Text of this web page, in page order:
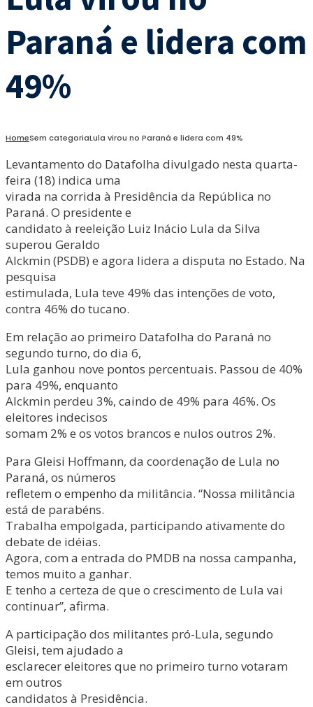
Paraná e lidera com
49%
HomeSem categoriaLula virou no Paraná e lidera com 49%
Levantamento do Datafolha divulgado nesta quarta-
feira (18) indica uma
virada na corrida à Presidência da República no
Paraná. O presidente e
candidato à reeleição Luiz Inácio Lula da Silva
superou Geraldo
Alckmin (PSDB) e agora lidera a disputa no Estado. Na
pesquisa
estimulada, Lula teve 49% das intenções de voto,
contra 46% do tucano.
Em relação ao primeiro Datafolha do Paraná no
segundo turno, do dia 6,
Lula ganhou nove pontos percentuais. Passou de 40%
para 49%, enquanto
Alckmin perdeu 3%, caindo de 49% para 46%. Os
eleitores indecisos
somam 2% e os votos brancos e nulos outros 2%.
Para Gleisi Hoffmann, da coordenação de Lula no
Paraná, os números
refletem o empenho da militância. “Nossa militância
está de parabéns.
Trabalha empolgada, participando ativamente do
debate de idéias.
Agora, com a entrada do PMDB na nossa campanha,
temos muito a ganhar.
E tenho a certeza de que o crescimento de Lula vai
continuar”, afirma.
A participação dos militantes pró-Lula, segundo
Gleisi, tem ajudado a
esclarecer eleitores que no primeiro turno votaram
em outros
candidatos à Presidência.